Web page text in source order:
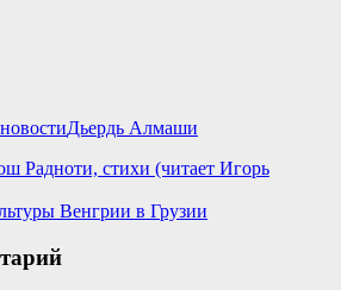
Теги
Дьердь Алмаши
Радноти, стихи (читает Игорь
Венгрии в Грузии